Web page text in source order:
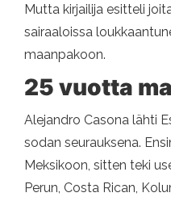
Mutta kirjailija esitteli
sairaaloissa
maanpakoon.
25 vuotta
Alejandro Casona lähti
sodan seurauksena.
Meksikoon, sitten teki
Perun, Costa Rican,